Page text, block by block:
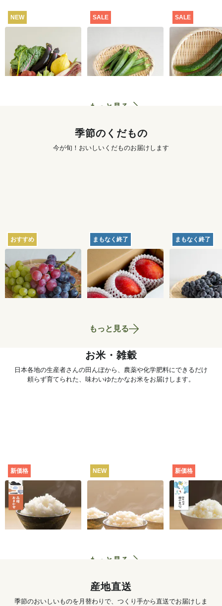
NEW
菜セット
2,980円
SALE
100g
291円
SALE
【特別価格】
り 300g
もっと見る
季節のくだもの
今が旬！おいしいくだものお届けします
おすすめ
【産地直送】葡萄畑
ふくじろうのふぞろ
い濃厚ぶどう 1.6kg
送料込 6,750円
まもなく終了
【産地直送】久米島
のマンゴー 1kg（特
栽相当）
送料込 5,180
まもなく終了
府のぶどう・
くろまる 2kg
相当）
送料込
もっと見る
お米・雑穀
日本各地の生産者さんの田んぼから、農薬や化学肥料にできるだけ
頼らず育てられた、味わいゆたかなお米をお届けします。
新価格
田んぼと食卓むすぶ
お米（品種おまか
せ） [定期宅配]
702
NEW
ット（白米・3種）
3,890円
新価格
静岡・焼津
田の息吹（品
シヒカリ） [
もっと見る
産地直送
季節のおいしいものを月替わりで、つくり手から直送でお届けしま